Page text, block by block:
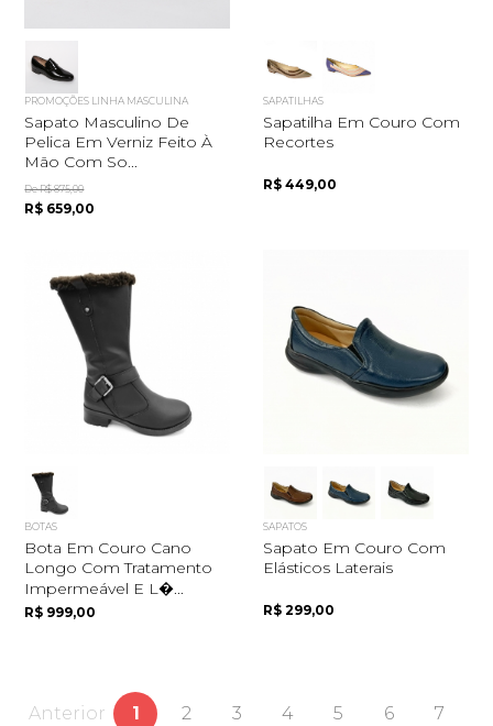
PROMOÇÕES LINHA MASCULINA
Sapato Masculino De
Pelica Em Verniz Feito À
Mão Com So...
De R$ 875,00
R$ 659,00
SAPATILHAS
Sapatilha Em Couro Com
Recortes
R$ 449,00
BOTAS
Bota Em Couro Cano
Longo Com Tratamento
Impermeável E L�...
R$ 999,00
SAPATOS
Sapato Em Couro Com
Elásticos Laterais
R$ 299,00
Anterior 1 2 3 4 5 6 7